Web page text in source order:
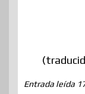
Entrada leída